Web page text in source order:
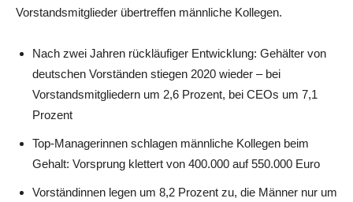
Vorstandsmitglieder übertreffen männliche Kollegen.
Nach zwei Jahren rückläufiger Entwicklung: Gehälter von
deutschen Vorständen stiegen 2020 wieder – bei
Vorstandsmitgliedern um 2,6 Prozent, bei CEOs um 7,1
Prozent
Top-Managerinnen schlagen männliche Kollegen beim
Gehalt: Vorsprung klettert von 400.000 auf 550.000 Euro
Vorständinnen legen um 8,2 Prozent zu, die Männer nur um